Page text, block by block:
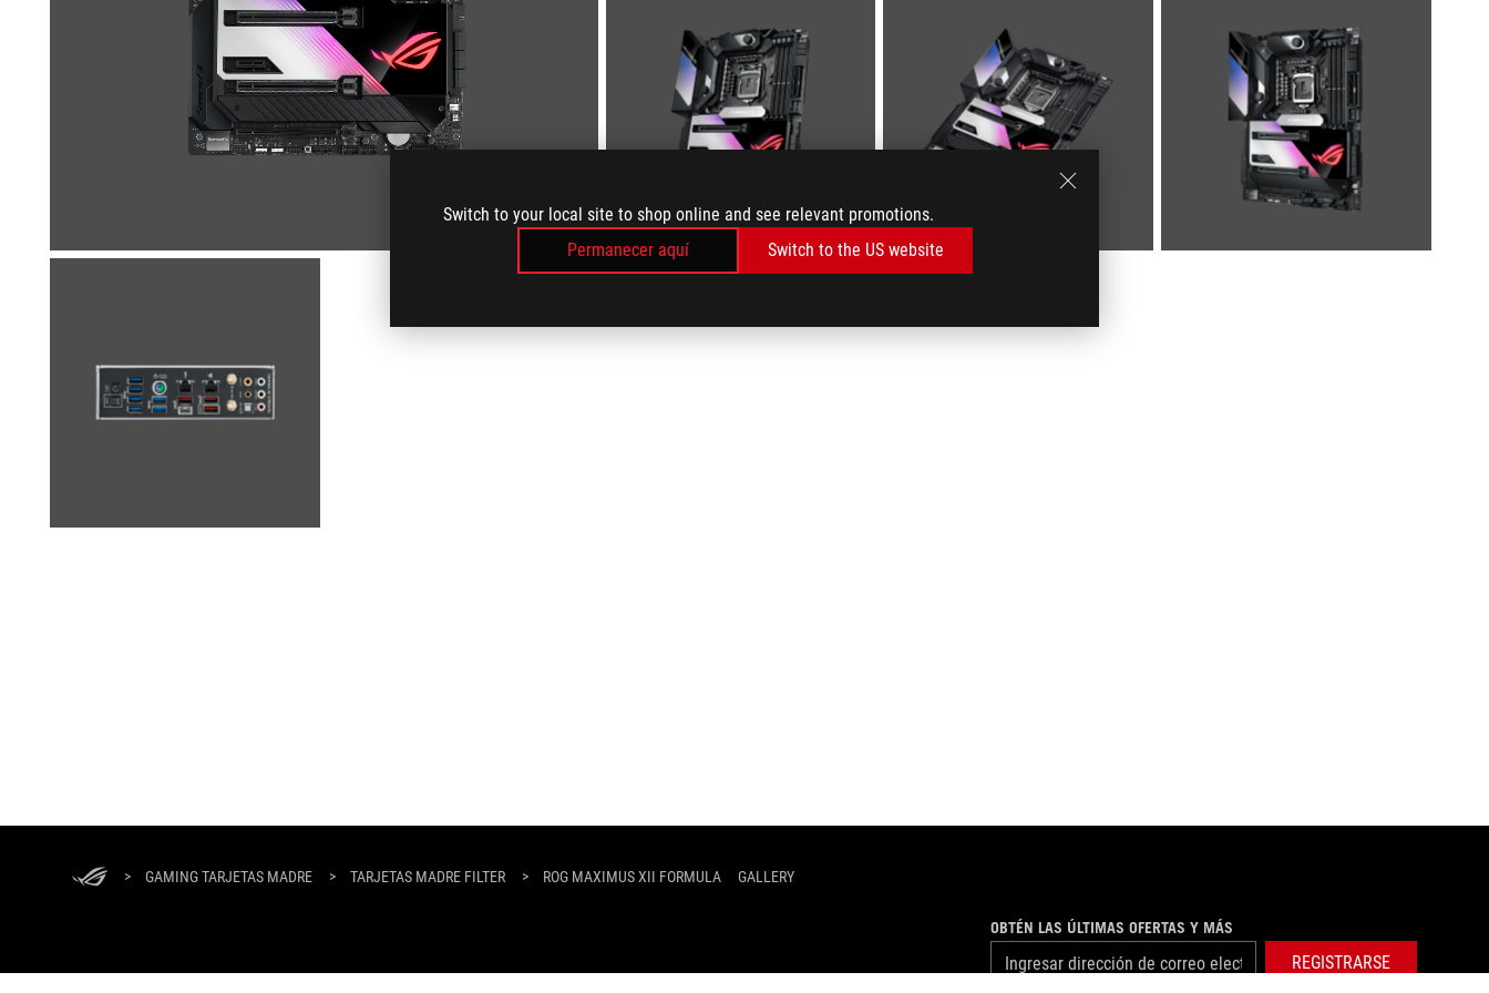
Switch to your local site to shop online and see relevant promotions.
Permanecer aquí
Switch to the US website
> GAMING TARJETAS MADRE > TARJETAS MADRE FILTER > ROG MAXIMUS XII FORMULA GALLERY
OBTÉN LAS ÚLTIMAS OFERTAS Y MÁS
REGISTRARSE